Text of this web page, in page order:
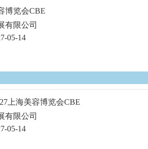
博览会CBE
有限公司
05-14
上海美容博览会CBE
有限公司
05-14